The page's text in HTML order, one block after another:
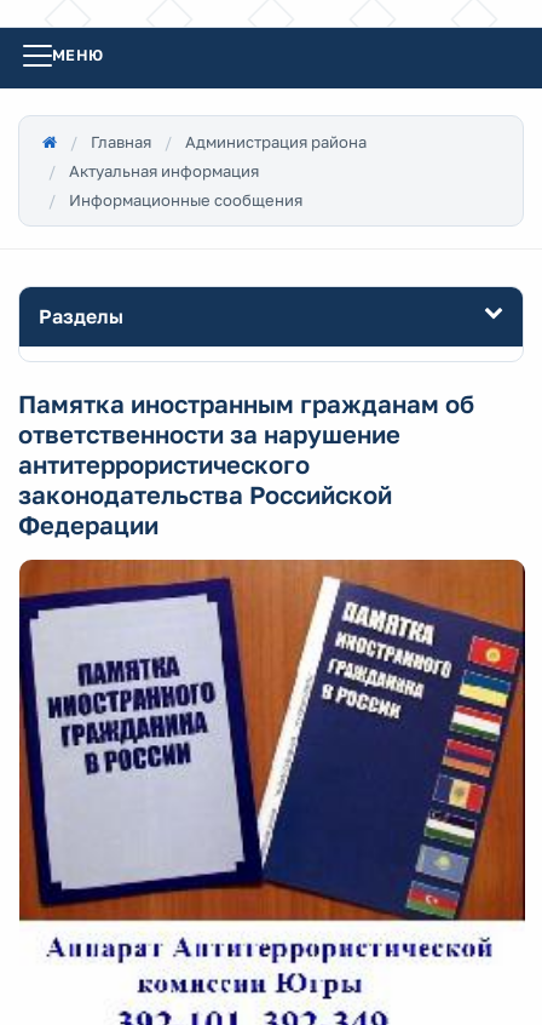
МЕНЮ
Главная
Администрация района
Актуальная информация
Информационные сообщения
Разделы
Памятка иностранным гражданам об
ответственности за нарушение
антитеррористического
законодательства Российской
Федерации